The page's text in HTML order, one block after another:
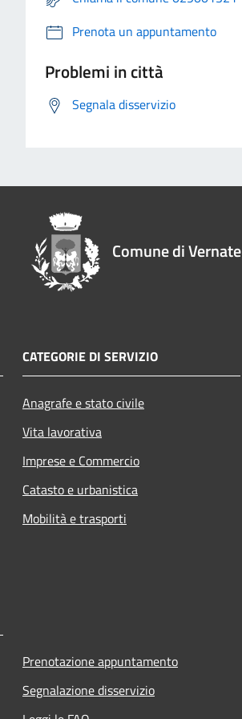
Prenota un appuntamento
Problemi in città
Segnala disservizio
Comune di Vernate
CATEGORIE DI SERVIZIO
Anagrafe e stato civile
Vita lavorativa
Imprese e Commercio
Catasto e urbanistica
Mobilità e trasporti
Prenotazione appuntamento
Segnalazione disservizio